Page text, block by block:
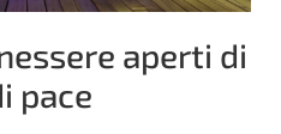
aperti di
pace